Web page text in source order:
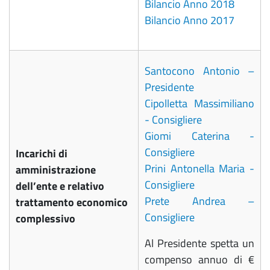
Bilancio Anno 2018
Bilancio Anno 2017
Incarichi di
amministrazione
dell’ente e relativo
trattamento economico
complessivo
Santocono Antonio –
Presidente
Cipolletta Massimiliano
- Consigliere
Giomi Caterina -
Consigliere
Prini Antonella Maria -
Consigliere
Prete Andrea –
Consigliere
Al Presidente spetta un
compenso annuo di €